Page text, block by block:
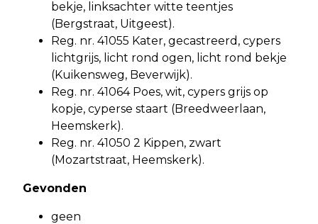
bekje, linksachter witte teentjes
(Bergstraat, Uitgeest).
Reg. nr. 41055 Kater, gecastreerd, cypers
lichtgrijs, licht rond ogen, licht rond bekje
(Kuikensweg, Beverwijk).
Reg. nr. 41064 Poes, wit, cypers grijs op
kopje, cyperse staart (Breedweerlaan,
Heemskerk).
Reg. nr. 41050 2 Kippen, zwart
(Mozartstraat, Heemskerk).
Gevonden
geen